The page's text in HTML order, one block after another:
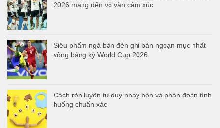
2026 mang đến vô vàn cảm xúc
Siêu phẩm ngả bàn đèn ghi bàn ngoạn mục nhất
vòng bảng kỳ World Cup 2026
Cách rèn luyện tư duy nhạy bén và phán đoán tình
huống chuẩn xác